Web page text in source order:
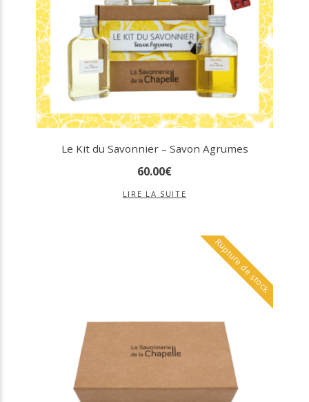
Le Kit du Savonnier – Savon Agrumes
60.00€
LIRE LA SUITE
Rupture de stock